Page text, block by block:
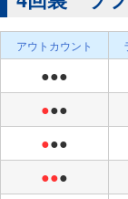
アウトカウント
●●●
●●●
●●●
●●●